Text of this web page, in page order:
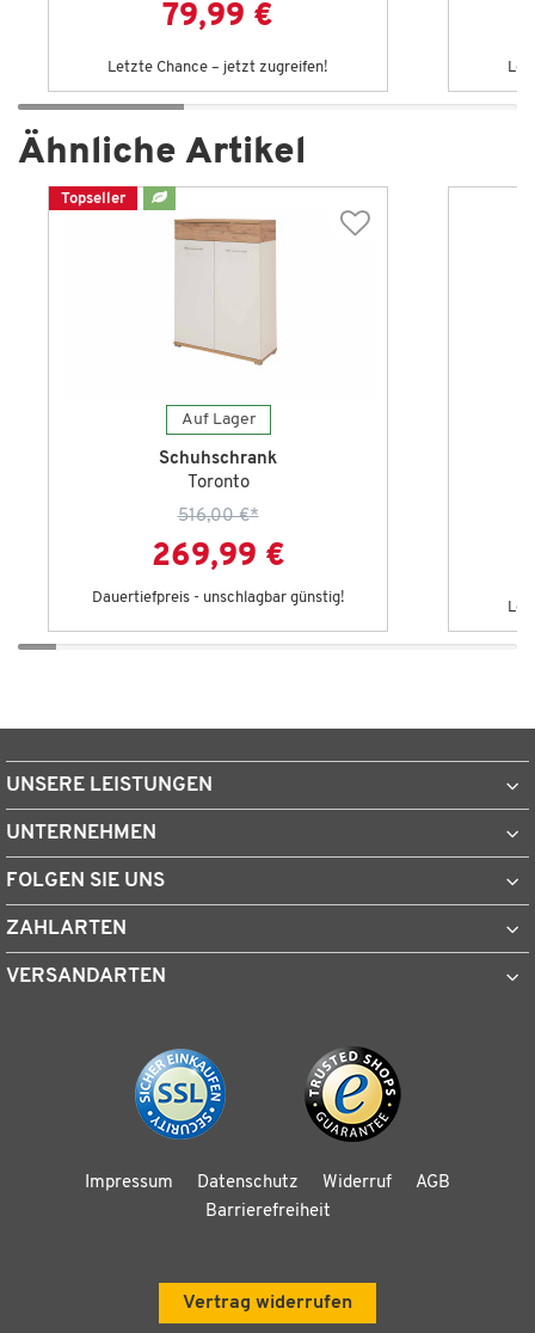
79,99 €
Letzte Chance – jetzt zugreifen!
Ähnliche Artikel
Topseller
Auf Lager
Schuhschrank
Toronto
516,00 €*
269,99 €
Dauertiefpreis - unschlagbar günstig!
UNSERE LEISTUNGEN
UNTERNEHMEN
FOLGEN SIE UNS
ZAHLARTEN
VERSANDARTEN
Impressum Datenschutz Widerruf
AGB
Barrierefreiheit
Vertrag widerrufen